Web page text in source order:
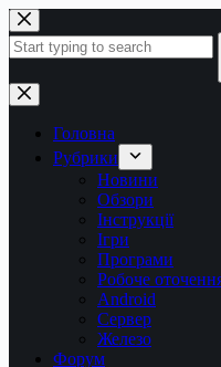
Перейти
до
вмісту
Немає
результатів
Головна
Рубрики
Новини
Обзори
Інструкції
Ігри
Програми
Робоче
Android
Сервер
Железо
Форум